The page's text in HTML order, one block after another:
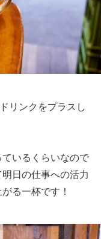
リンクをプラスし
いるくらいなので
日の仕事への活力
る一杯です！